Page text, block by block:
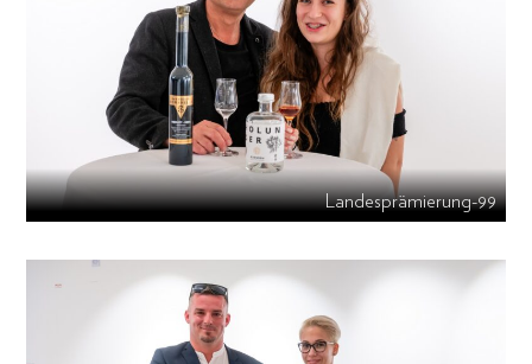
Landesprämierung-99